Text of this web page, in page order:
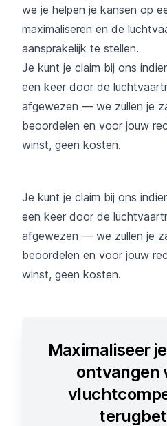
we je helpen je kansen op
maximaliseren en de
aansprakelijk te stellen.
Je kunt je claim bij ons
een keer door de
afgewezen — we zullen je
beoordelen en voor jouw
winst, geen kosten.
Je kunt je claim bij ons
een keer door de
afgewezen — we zullen je
beoordelen en voor jouw
winst, geen kosten.
Maximaliseer
ontvangen